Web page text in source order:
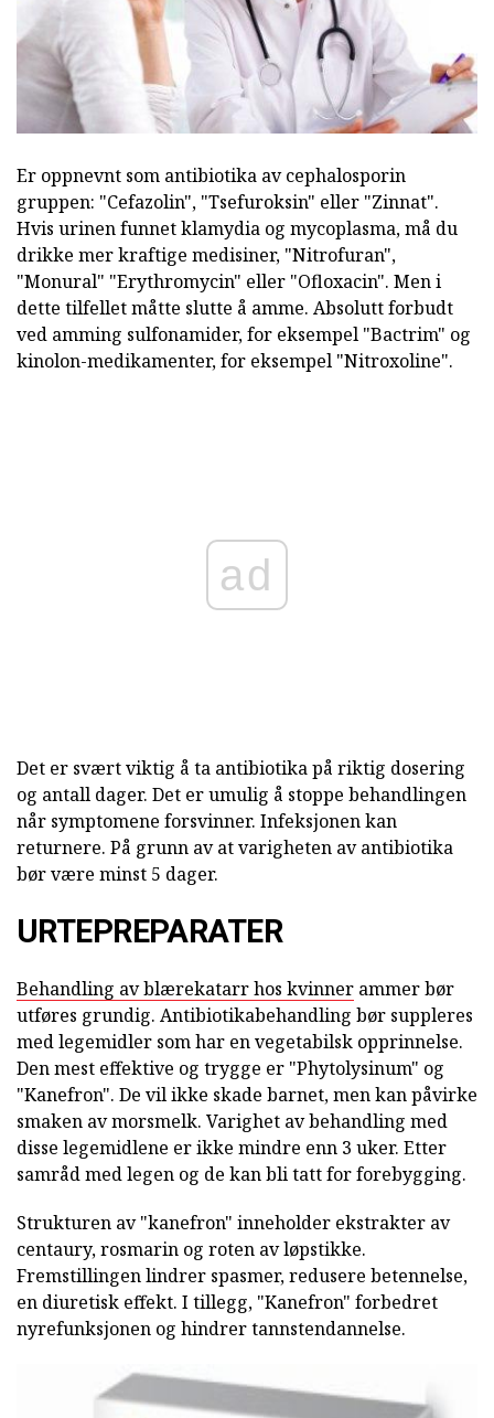
Er oppnevnt som antibiotika av cephalosporin
gruppen: "Cefazolin", "Tsefuroksin" eller "Zinnat".
Hvis urinen funnet klamydia og mycoplasma, må du
drikke mer kraftige medisiner, "Nitrofuran",
"Monural" "Erythromycin" eller "Ofloxacin". Men i
dette tilfellet måtte slutte å amme. Absolutt forbudt
ved amming sulfonamider, for eksempel "Bactrim" og
kinolon-medikamenter, for eksempel "Nitroxoline".
ad
Det er svært viktig å ta antibiotika på riktig dosering
og antall dager. Det er umulig å stoppe behandlingen
når symptomene forsvinner. Infeksjonen kan
returnere. På grunn av at varigheten av antibiotika
bør være minst 5 dager.
URTEPREPARATER
Behandling av blærekatarr hos kvinner ammer bør
utføres grundig. Antibiotikabehandling bør suppleres
med legemidler som har en vegetabilsk opprinnelse.
Den mest effektive og trygge er "Phytolysinum" og
"Kanefron". De vil ikke skade barnet, men kan påvirke
smaken av morsmelk. Varighet av behandling med
disse legemidlene er ikke mindre enn 3 uker. Etter
samråd med legen og de kan bli tatt for forebygging.
Strukturen av "kanefron" inneholder ekstrakter av
centaury, rosmarin og roten av løpstikke.
Fremstillingen lindrer spasmer, redusere betennelse,
en diuretisk effekt. I tillegg, "Kanefron" forbedret
nyrefunksjonen og hindrer tannstendannelse.